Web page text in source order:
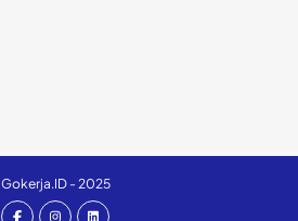
Gokerja.ID - 2025